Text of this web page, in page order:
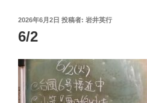
投
稿
日:
2026年6月2日 投稿者: 岩井英行
6/2